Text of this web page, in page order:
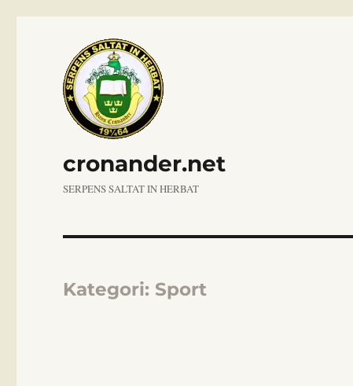
cronander.net
SERPENS SALTAT IN HERBAT
Kategori: Sport